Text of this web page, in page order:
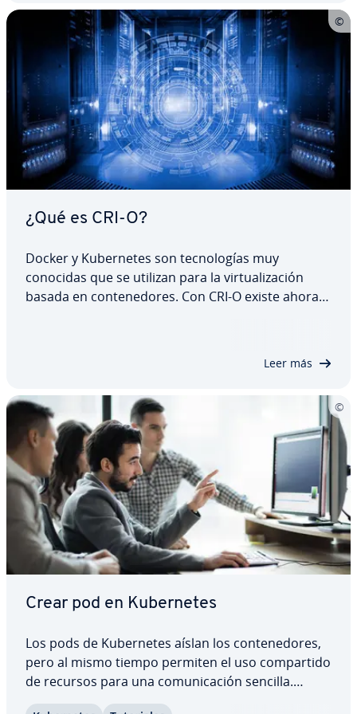
¿Qué es CRI-O?
Docker y Ku­be­r­ne­tes son te­c­no­lo­gías muy
conocidas que se utilizan para la vi­r­tua­li­za­ción
basada en co­n­te­ne­do­res. Con CRI-O existe ahora
Leer más
Crear pod en Ku­be­r­ne­tes
Los pods de Ku­be­r­ne­tes aíslan los co­n­te­ne­do­res,
pero al mismo tiempo permiten el uso co­m­pa­r­ti­do
de recursos para una co­mu­ni­ca­ción sencilla.